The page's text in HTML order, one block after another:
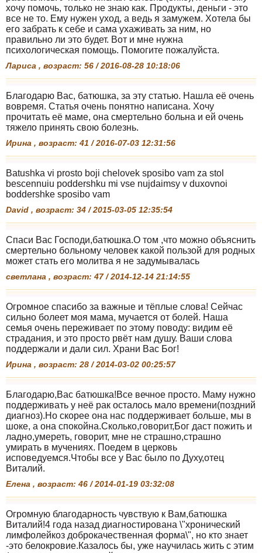
хочу помочь, только не знаю как. Продукты, деньги - это
все не то. Ему нужен уход, а ведь я замужем. Хотела бы
его забрать к себе и сама ухаживать за ним, но
правильно ли это будет. Вот и мне нужна
психологическая помощь. Помогите пожалуйста.
Лариса , возраст: 56 / 2016-08-28 10:18:06
Благодарю Вас, батюшка, за эту статью. Нашла её очень
вовремя. Статья очень понятно написана. Хочу
прочитать её маме, она смертельно больна и ей очень
тяжело принять свою болезнь.
Ирина , возраст: 41 / 2016-07-03 12:31:56
Batushka vi prosto boji chelovek sposibo vam za stol
bescennuiu poddershku mi vse nujdaimsy v duxovnoi
boddershke sposibo vam
David , возраст: 34 / 2015-03-05 12:35:54
Спаси Вас Господи,батюшка.О том ,что можно объяснить
смертельно больному человек какой пользой для родных
может стать его молитва я не задумывалась
светлана , возраст: 47 / 2014-12-14 21:14:55
Огромное спасибо за важные и тёплые слова! Сейчас
сильно болеет моя мама, мучается от болей. Наша
семья очень переживает по этому поводу: видим её
страдания, и это просто рвёт нам душу. Ваши слова
поддержали и дали сил. Храни Вас Бог!
Ирина , возраст: 28 / 2014-03-02 00:25:57
Благодарю,Вас батюшка!Все вечное просто. Маму нужно
поддерживать у неё рак осталось мало времени(поздний
диагноз).Но скорее она нас поддерживает больше, мы в
шоке, а она спокойна.Сколько,говорит,Бог даст пожить и
ладно,умереть, говорит, мне не страшно,страшно
умирать в мучениях. Поедем в церковь
исповедуемся.Чтобы все у Вас было по Духу,отец
Виталий.
Елена , возраст: 46 / 2014-01-19 03:32:08
Огромную благодарность чувствую к Вам,батюшка
Виталий!4 года назад диагностирована \"хронический
лимфолейкоз доброкачественная форма\", но кто знает
-это белокровие.Казалось бы, уже научилась жить с этим